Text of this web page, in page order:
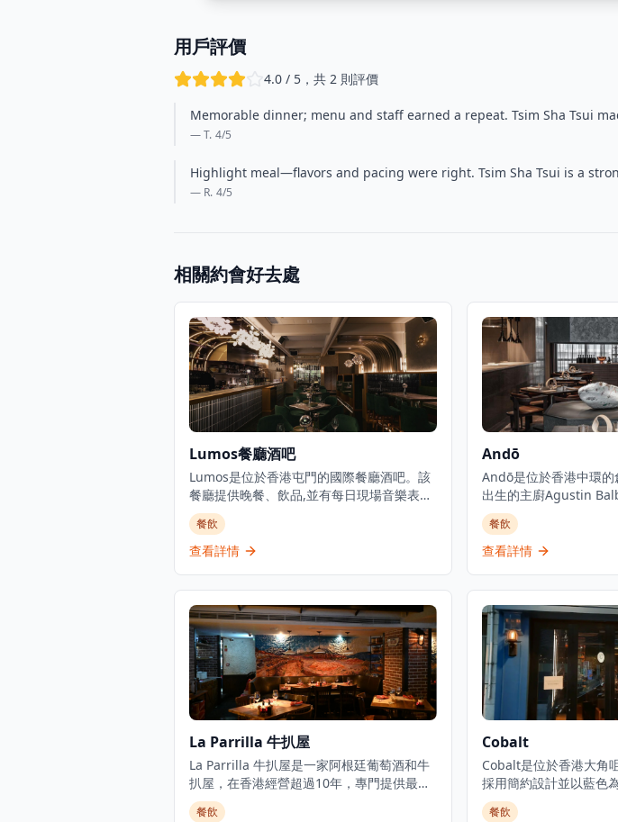
用戶評價
4.0 / 5，共 2 則評價
Memorable dinner; menu and staff earned a repeat. Tsim Sha Tsui
— T. 4/5
Highlight meal—flavors and pacing were right. Tsim Sha Tsui is a
— R. 4/5
相關約會好去處
Lumos餐廳酒吧
Lumos是位於香港屯門的國際餐廳酒吧。該
餐廳提供晚餐、飲品,並有每日現場音樂表演,
氛圍愉悅。被形容為屯門的都市綠洲,慶祝生
活中的一切美好事物,Lumos除了提供餐飲服
務外,還設有水煙服務。餐廳專門提供國際料
提供獨特的用餐和娛樂體驗。
餐飲
查看詳情
Andō
Andō是位於香港中環
出生的主廚Agustin
鄉阿根廷的風味與在日
技巧相結合。這家餐廳
旅程的實現，融合了他
合阿根廷、日本和一些
食之旅。這家餐廳因其
而獲得認可。餐廳的菜
一道菜都展現了主廚對
意詮釋。從阿根廷的優
海鮮，每一種食材都經
確保呈現最佳風味。餐
宴請還是浪漫約會，
餐體驗，讓您在品嚐創
感受不同文化碰撞所帶
餐飲
查看詳情
La Parrilla 牛扒屋
La Parrilla 牛扒屋是一家阿根廷葡萄酒和牛
扒屋，在香港經營超過10年，專門提供最優
質的烤牛扒。這家位於中環的異國風情牛扒
餐飲
Cobalt
Cobalt是位於香港大角
採用簡約設計並以藍色
應歐洲菜式，同時也提
餐飲